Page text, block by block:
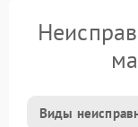
Виды